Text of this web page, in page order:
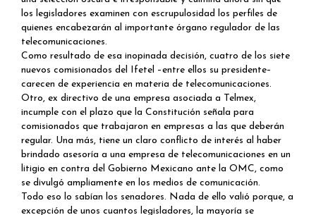
los legisladores examinen con escrupulosidad los perfiles de
quienes encabezarán al importante órgano regulador de las
telecomunicaciones.
Como resultado de esa inopinada decisión, cuatro de los siete
nuevos comisionados del Ifetel –entre ellos su presidente–
carecen de experiencia en materia de telecomunicaciones.
Otro, ex directivo de una empresa asociada a Telmex,
incumple con el plazo que la Constitución señala para
comisionados que trabajaron en empresas a las que deberán
regular. Una más, tiene un claro conflicto de interés al haber
brindado asesoría a una empresa de telecomunicaciones en un
litigio en contra del Gobierno Mexicano ante la OMC, como
se divulgó ampliamente en los medios de comunicación.
Todo eso lo sabían los senadores. Nada de ello valió porque, a
excepción de unos cuantos legisladores, la mayoría se